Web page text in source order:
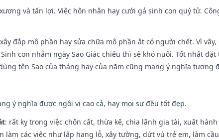
và tấn lợi. Việc hôn nhân hay cưới gả sinh con quý tử.
đắp mộ phần hay sửa chữa mộ phần ắt có người chết. Vì
con nhằm ngày Sao Giác chiếu thì sẽ khó nuôi. Tốt nhất
tên Sao của tháng hay của năm cũng mang ý nghĩa tương
ý nghĩa được ngôi vị cao cả, hay mọi sự đều tốt đẹp.
: rất kỵ trong việc chôn cất, thừa kế, chia lãnh gia tài, xuất
làm các việc như lấp hang lỗ, xây tường, dứt vú trẻ em, làm